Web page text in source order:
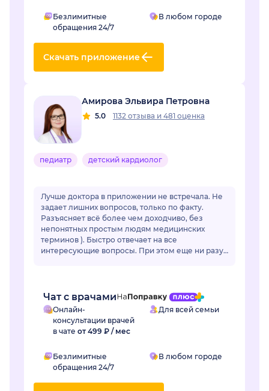
Безлимитные
обращения 24/7
В любом городе
Скачать приложение
Амирова Эльвира Петровна
5.0 1132 отзыва и 481 оценка
педиатр детский кардиолог
Лучше доктора в приложении не встречала. Не
задает лишних вопросов, только по факту.
Разъясняет всё более чем доходчиво, без
непонятных простым людям медицинских
терминов ). Быстро отвечает на все
интересующие вопросы. При этом еще ни разу
Чат с врачами
Онлайн-
консультации врачей
в чате от 499 ₽ / мес
Для всей семьи
Безлимитные
обращения 24/7
В любом городе